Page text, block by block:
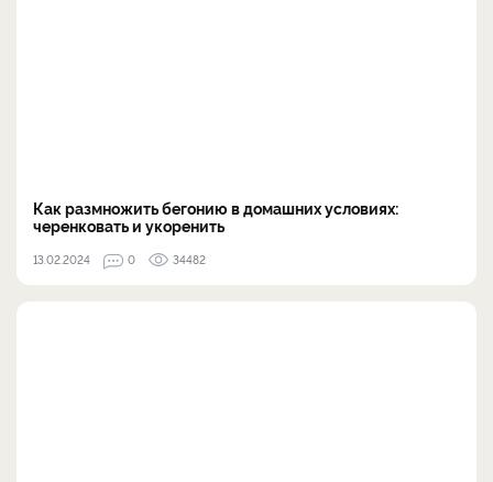
Как размножить бегонию в домашних условиях:
черенковать и укоренить
13.02.2024 0 34482